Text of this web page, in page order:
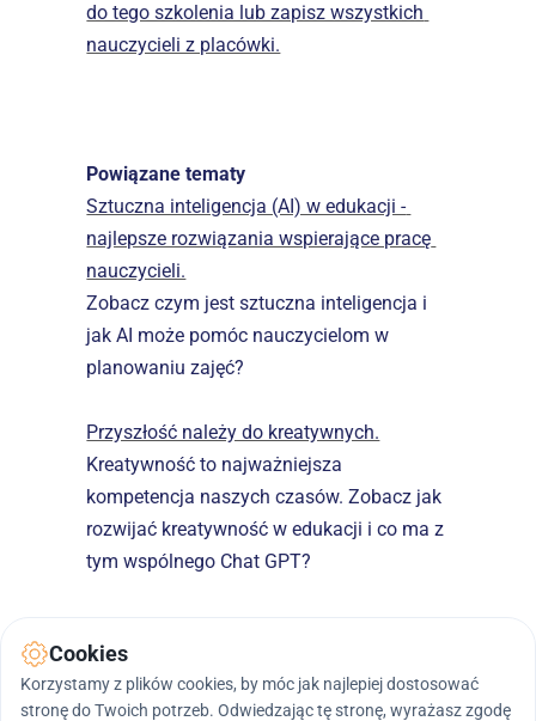
do tego szkolenia lub zapisz wszystkich
nauczycieli z placówki.
Powiązane tematy
Sztuczna inteligencja (AI) w edukacji -
najlepsze rozwiązania wspierające pracę
nauczycieli.
Zobacz czym jest sztuczna inteligencja i
jak AI może pomóc nauczycielom w
planowaniu zajęć?
Przyszłość należy do kreatywnych.
Kreatywność to najważniejsza
kompetencja naszych czasów. Zobacz jak
rozwijać kreatywność w edukacji i co ma z
tym wspólnego Chat GPT?
Cookies
Korzystamy z plików cookies, by móc jak najlepiej dostosować
stronę do Twoich potrzeb. Odwiedzając tę stronę, wyrażasz zgodę